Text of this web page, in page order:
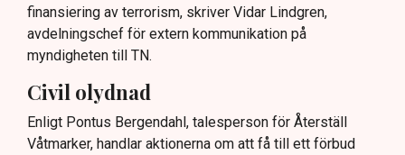
finansiering av terrorism, skriver Vidar Lindgren,
avdelningschef för extern kommunikation på
myndigheten till TN.
Civil olydnad
Enligt Pontus Bergendahl, talesperson för Återställ
Våtmarker, handlar aktionerna om att få till ett förbud